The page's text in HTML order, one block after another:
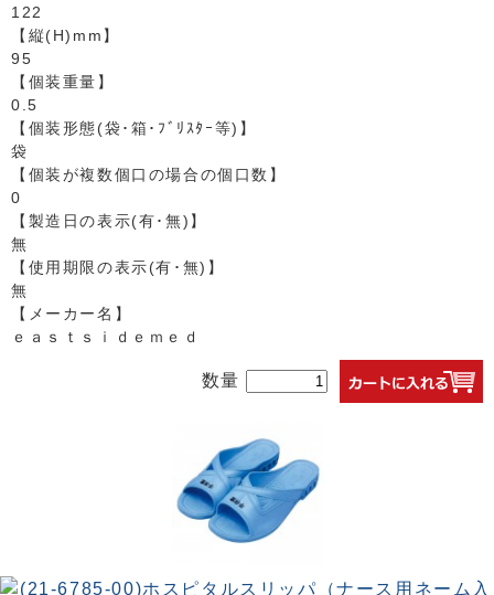
122
【縦(H)mm】
95
【個装重量】
0.5
【個装形態(袋･箱･ﾌﾞﾘｽﾀｰ等)】
袋
【個装が複数個口の場合の個口数】
0
【製造日の表示(有･無)】
無
【使用期限の表示(有･無)】
無
【メーカー名】
ｅａｓｔｓｉｄｅｍｅｄ
数量